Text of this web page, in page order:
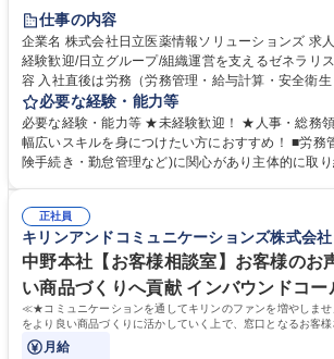
住宅手当あり
育休あり
完全週休2日制 交通費支給 土日祝
仕事の内容
企業名 株式会社日立医薬情報ソリューションズ 求人名 【総務・人事】未
経験歓迎/日立グループ/組織運営を支えるゼネラリストを
容 入社直後は労務（労務管理・給与計算・安全衛
任せいたします。将来は総務・採用・教育業務へ守
営を支えるゼネラリストをめざせます。 ・初期業務：労働時間管理、給与
計算、社会保険対応、福利厚生管理、安全衛生、健
します。ご経験に応じて、休職者管理など、幅広く
★メンバーがマンツーマンで丁寧に教えるため、ご
幅広く経験を積みたい意欲がある方に最適な環境です。 募集職種
務・人事】未経験歓迎/日立グループ/組織運営を支
指す
必要な経験・能力等
必要な経験・能力等 ★未経験歓迎！ ★人事・総務
幅広いスキルを身につけたい方におすすめ！ ■労務管理(給与計算・社会保
険手続き・勤怠管理など)に関心があり主体的に取
マネジメント職として活躍したい 【尚可】■人事、
のご経験 ■労務管理（給与計算・社会保険手続き・
■衛生管理者の資格をお持ちの方 学歴・資格 学歴：大学院 大学 高専 短大
専修学校 高校 語学力： 資格：
正社員
キリンアンドコミュニケーションズ株式会社
中野本社【お客様相談室】お客様のお
い商品づくりへ貢献 インバウンドコー
≪★コミュニケーションを通してキリンのファンを増やしま
をより良い商品づくりに活かしていく上で、窓口となるお客様
月給